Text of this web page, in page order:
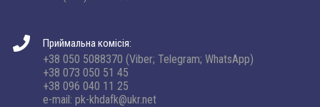
Приймальна комісія:
+38 050 5088370 (Viber; Telegram; WhatsApp)
+38 073 050 51 45
+38 096 040 11 25
e-mail: pk-khdafk@ukr.net